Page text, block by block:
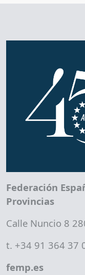
Federación
Provincias
Calle Nuncio 8
t. +34 91 364 37
femp.es